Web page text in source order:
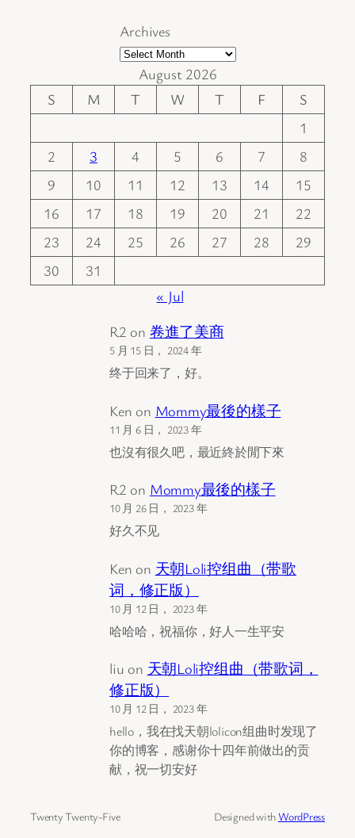
Archives
August 2026
S
M T W T F
S
1
2
3 4 5 6 7
8
9
10 11 12 13 14
15
16
17 18 19 20 21
22
23
24 25 26 27 28
29
30
31
« Jul
R2 on 卷進了美商
5 月 15 日， 2024 年
终于回来了，好。
Ken on Mommy最後的樣子
11 月 6 日， 2023 年
也沒有很久吧，最近終於閒下來
R2 on Mommy最後的樣子
10 月 26 日， 2023 年
好久不见
Ken on 天朝Loli控组曲（带歌
词，修正版）
10 月 12 日， 2023 年
哈哈哈，祝福你，好人一生平安
liu on 天朝Loli控组曲（带歌词，
修正版）
10 月 12 日， 2023 年
hello，我在找天朝lolicon组曲时发现了
你的博客，感谢你十四年前做出的贡
献，祝一切安好
Twenty Twenty-Five Designed withWordPress